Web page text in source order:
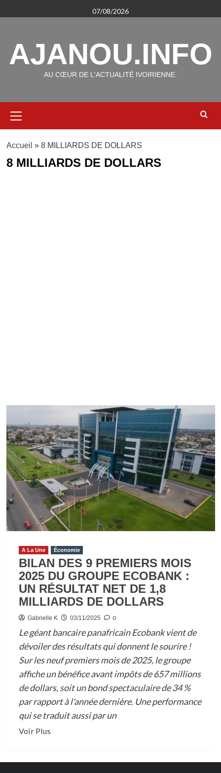
au
07/08/2026
AJANOU.INFO
AU CŒUR DE L'ACTUALITÉ IVOIRIENNE.
principal
Accueil » 8 MILLIARDS DE DOLLARS
8 MILLIARDS DE DOLLARS
A La Une Économie
BILAN DES 9 PREMIERS MOIS
2025 DU GROUPE ECOBANK :
UN RÉSULTAT NET DE 1,8
MILLIARDS DE DOLLARS
Gabrielle K 03/11/2025 0
Le géant bancaire panafricain Ecobank vient de
dévoiler des résultats qui donnent le sourire !
Sur les neuf premiers mois de 2025, le groupe
affiche un bénéfice avant impôts de 657 millions
de dollars, soit un bond spectaculaire de 34 %
par rapport à l'année dernière. Une performance
qui se traduit aussi par un
Voir PlusEn